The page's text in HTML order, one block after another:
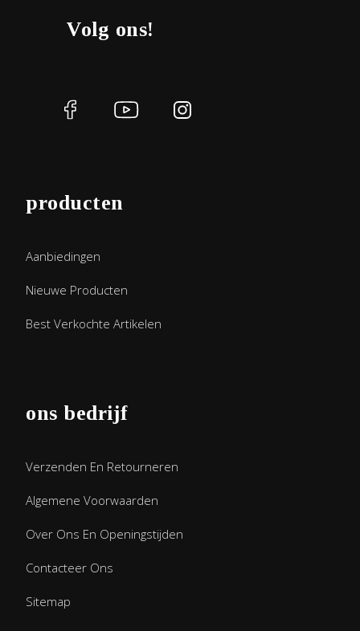
Volg ons!
producten
Aanbiedingen
Nieuwe Producten
Best Verkochte Artikelen
ons bedrijf
Verzenden En Retourneren
Algemene Voorwaarden
Over Ons En Openingstijden
Contacteer Ons
Sitemap